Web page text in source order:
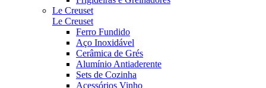
Le Creuset
Le Creuset
Ferro Fundido
Aço Inoxidável
Cerâmica de Grés
Alumínio Antiaderente
Sets de Cozinha
Acessórios Vinho